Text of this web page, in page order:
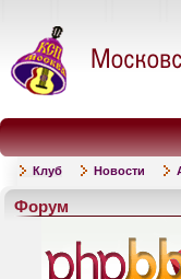
Клуб Новости
Форум